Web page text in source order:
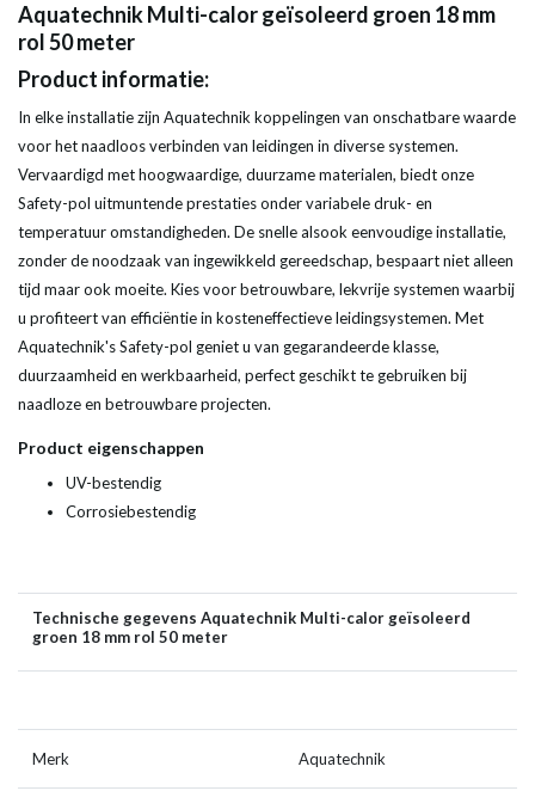
Aquatechnik Multi-calor geïsoleerd groen 18 mm
rol 50 meter
Product informatie:
In elke installatie zijn Aquatechnik koppelingen van onschatbare waarde
voor het naadloos verbinden van leidingen in diverse systemen.
Vervaardigd met hoogwaardige, duurzame materialen, biedt onze
Safety-pol uitmuntende prestaties onder variabele druk- en
temperatuur omstandigheden. De snelle alsook eenvoudige installatie,
zonder de noodzaak van ingewikkeld gereedschap, bespaart niet alleen
tijd maar ook moeite. Kies voor betrouwbare, lekvrije systemen waarbij
u profiteert van efficiëntie in kosteneffectieve leidingsystemen. Met
Aquatechnik's Safety-pol geniet u van gegarandeerde klasse,
duurzaamheid en werkbaarheid, perfect geschikt te gebruiken bij
naadloze en betrouwbare projecten.
Product eigenschappen
UV-bestendig
Corrosiebestendig
Technische gegevens Aquatechnik Multi-calor geïsoleerd
groen 18 mm rol 50 meter
Merk Aquatechnik